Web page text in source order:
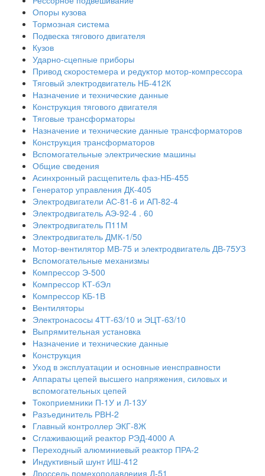
Опоры кузова
Тормозная система
Подвеска тягового двигателя
Кузов
Ударно-сцепные приборы
Привод скоростемера и редуктор мотор-компрессора
Тяговый электродвигатель НБ-412К
Назначение и технические данные
Конструкция тягового двигателя
Тяговые трансформаторы
Назначение и технические данные трансформаторов
Конструкция трансформаторов
Вспомогательные электрические машины
Общие сведения
Асинхронный расщепитель фаз-НБ-455
Генератор управления ДК-405
Электродвигатели АС-81-6 и АП-82-4
Электродвигатель АЭ-92-4 . 60
Электродвигатель П11М
Электродвигатель ДМК-1/50
Мотор-вентилятор МВ-75 и электродвигатель ДВ-75УЗ
Вспомогательные механизмы
Компрессор Э-500
Компрессор КТ-бЭл
Компрессор КБ-1В
Вентиляторы
Электронасосы 4ТТ-63/10 и ЭЦТ-63/10
Выпрямительная установка
Назначение и технические данные
Конструкция
Уход в эксплуатации и основные иенсправности
Аппараты цепей высшего напряжения, силовых и
вспомогательных цепей
Токоприемники П-1У и Л-13У
Разъединитель РВН-2
Главный контроллер ЭКГ-8Ж
Сглаживающий реактор РЭД-4000 А
Переходный алюминиевый реактор ПРА-2
Индуктивный шунт ИШ-412
Дроссель помехоподавлеиия Д-51